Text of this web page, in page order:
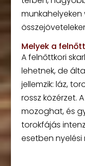
Melyek a
A felnőttkori
lehetnek, de
jellemzik: láz,
rossz közérzet.
mozoghat, és
torokfájás
esetben nyelési